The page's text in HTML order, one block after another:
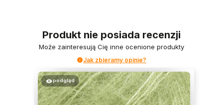
Produkt nie posiada recenzji
Może zainteresują Cię inne ocenione produkty
Jak zbieramy opinie?
podgląd